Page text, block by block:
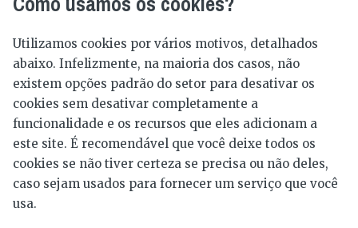
Utilizamos cookies por vários motivos, detalhados
abaixo. Infelizmente, na maioria dos casos, não
existem opções padrão do setor para desativar os
cookies sem desativar completamente a
funcionalidade e os recursos que eles adicionam a
este site. É recomendável que você deixe todos os
cookies se não tiver certeza se precisa ou não deles,
caso sejam usados ​​para fornecer um serviço que você
usa.